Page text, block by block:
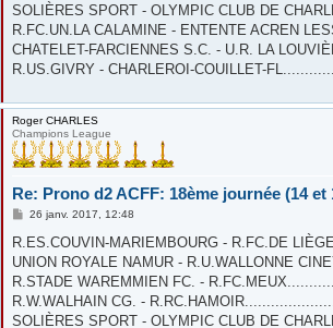
SOLIÈRES SPORT - OLYMPIC CLUB DE
R.FC.UN.LA CALAMINE - ENTENTE ACREN
CHATELET-FARCIENNES S.C. - U.R. LA
R.US.GIVRY - CHARLEROI-COUILLET-
Roger CHARLES
Champions League
Re: Prono d2 ACFF: 18ème journée (14 et
M
s
a
g
26 janv. 2017, 12:48
R.ES.COUVIN-MARIEMBOURG - R.FC.DE
UNION ROYALE NAMUR - R.U.WALLONNE
R.STADE WAREMMIEN FC. -
R.W.WALHAIN CG. -
SOLIÈRES SPORT - OLYMPIC CLUB DE